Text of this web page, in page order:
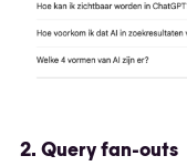
2. Query fan-outs